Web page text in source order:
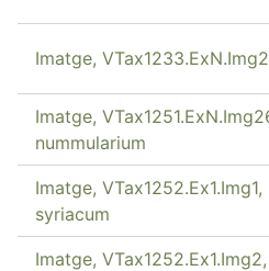
Imatge,
Imatge,
nummularium
Imatge,
syriacum
Imatge,